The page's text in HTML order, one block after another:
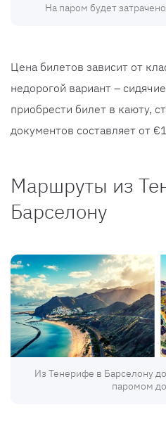
На паром будет
Цена билетов зависит от
недорогой вариант –
приобрести билет в каюту,
документов составляет от
Маршруты из
Барселону
Из Тенерифе в Барселону
паромом